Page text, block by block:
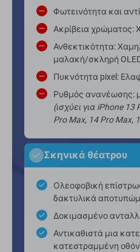
Φωτεινότητα και
Ακρίβεια χρώματος:
Ανθεκτικότητα:
μαλακή/σκληρή
Πυκνότητα pixel:
Ρυθμός ανανέωσης:
(ισχύει για iPhone 13
Pro Max, 14 Pro Max,
Σκηνικά θέατρου
Ολεοφοβική
δακτυλικά
Δοκιμασμένο
Αντικαθιστά μια
κατεστραμμένη